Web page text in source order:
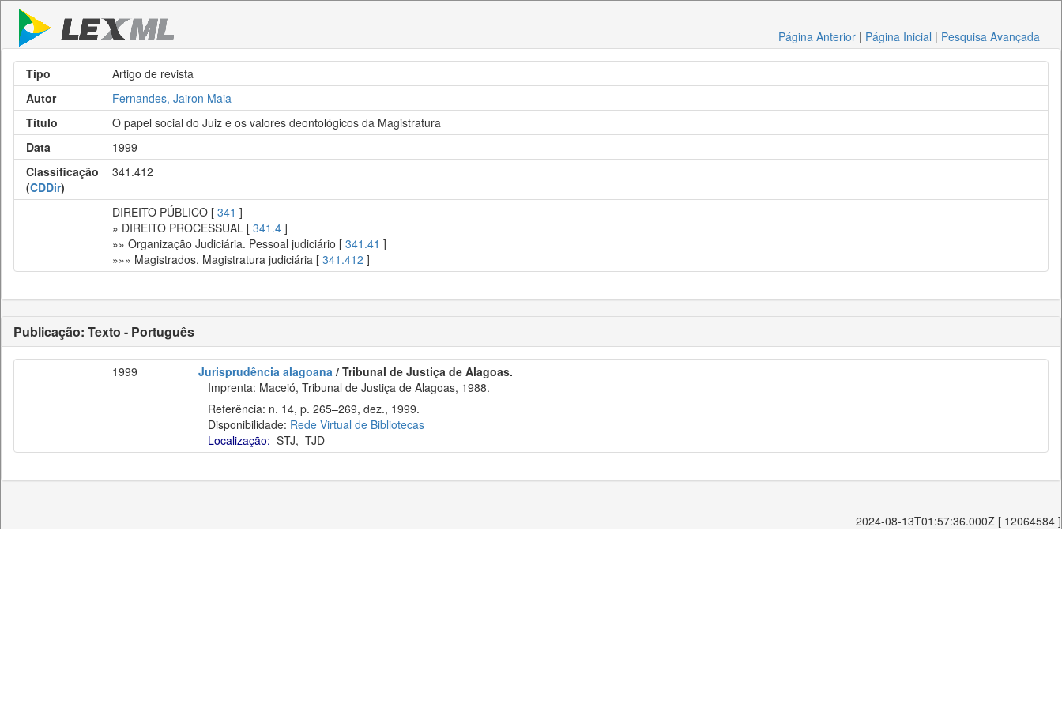
Página Anterior | Página Inicial | Pesquisa Avançada
Tipo
Artigo de revista
Autor
Fernandes, Jairon Maia
Título
O papel social do Juiz e os valores deontológicos da Magistratura
Data
1999
Classificação
(CDDir)
341.412
DIREITO PÚBLICO [ 341 ]
» DIREITO PROCESSUAL [ 341.4 ]
»» Organização Judiciária. Pessoal judiciário [ 341.41 ]
»»» Magistrados. Magistratura judiciária [ 341.412 ]
Publicação: Texto - Português
1999 Jurisprudência alagoana / Tribunal de Justiça de Alagoas.
Imprenta: Maceió, Tribunal de Justiça de Alagoas, 1988.
Referência: n. 14, p. 265–269, dez., 1999.
Disponibilidade: Rede Virtual de Bibliotecas
Localização: STJ, TJD
2024-08-13T01:57:36.000Z [ 12064584 ]